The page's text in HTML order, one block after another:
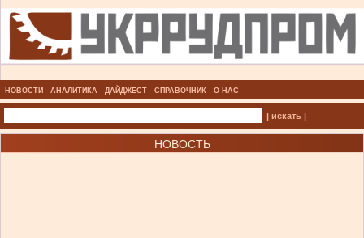
НОВОСТИ АНАЛИТИКА ДАЙДЖЕСТ СПРАВОЧНИК О НАС
| искать |
НОВОСТЬ